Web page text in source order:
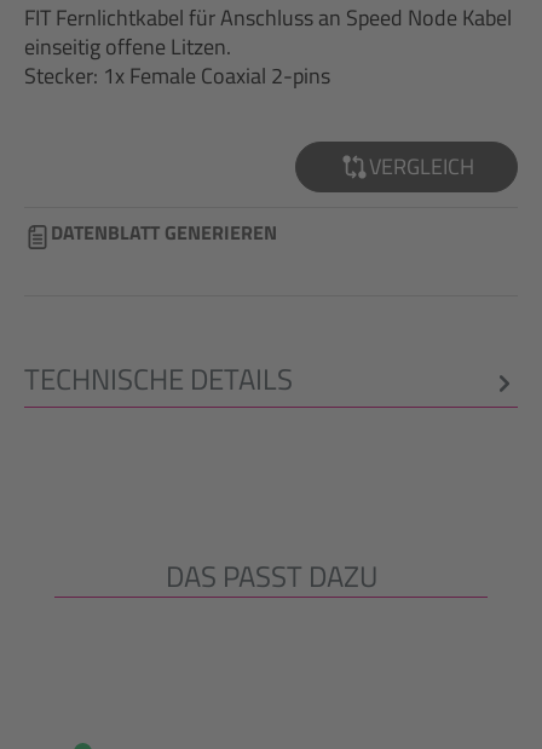
FIT Fernlichtkabel für Anschluss an Speed Node Kabel
einseitig offene Litzen.
Stecker: 1x Female Coaxial 2-pins
VERGLEICH
DATENBLATT GENERIEREN
TECHNISCHE DETAILS
Produktgalerie überspringen
DAS PASST DAZU